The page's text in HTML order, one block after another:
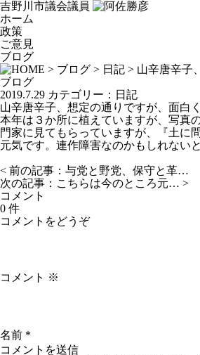
吉野川市議会議員
ホーム
政策
ご意見
ブログ
> ブログ > 日記 > 山辛唐辛子
ブログ
2019.7.29 カテゴリー： 日記
山辛唐辛子、想定の通りですが、面白
本年は３か所に植えていますが、写真
門家に見てもらっていますが、『土に
元気です。連作障害なのかもしれない
< 前の記事： 与党と野党、保守と革…
次の記事： こちらは今のところ元… >
コメント
0 件
コメントをどうぞ
コメント ※
名前 *